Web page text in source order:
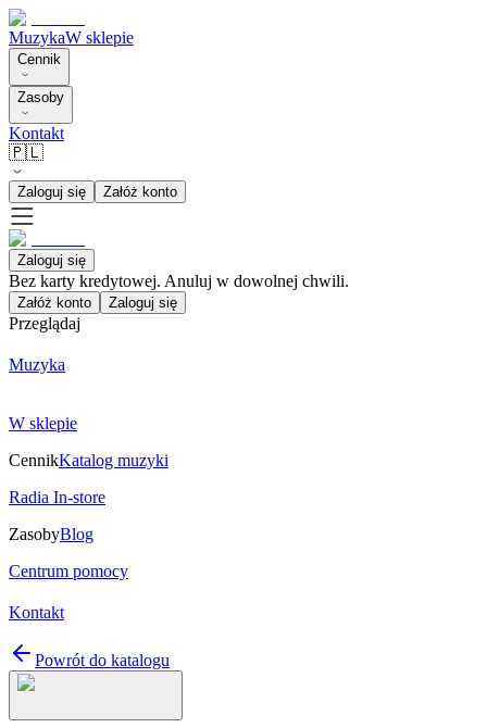
MuzykaW sklepie
Cennik
Zasoby
Kontakt
🇵🇱
Zaloguj się Załóż konto
Zaloguj się
Bez karty kredytowej. Anuluj w dowolnej chwili.
Załóż konto Zaloguj się
Przeglądaj
Muzyka
W sklepie
CennikKatalog muzyki
Radia In-store
ZasobyBlog
Centrum pomocy
Kontakt
Powrót do katalogu